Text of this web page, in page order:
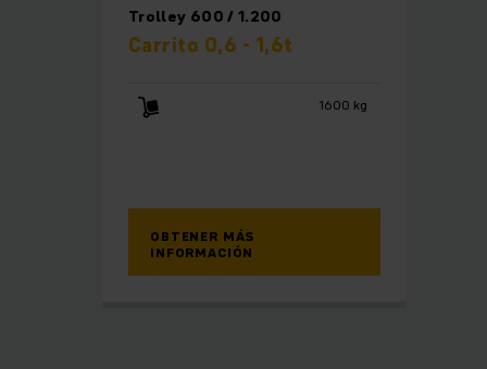
Trolley 600 / 1.200
Carrito 0,6 - 1,6t
1600 kg
OBTENER MÁS
INFORMACIÓN